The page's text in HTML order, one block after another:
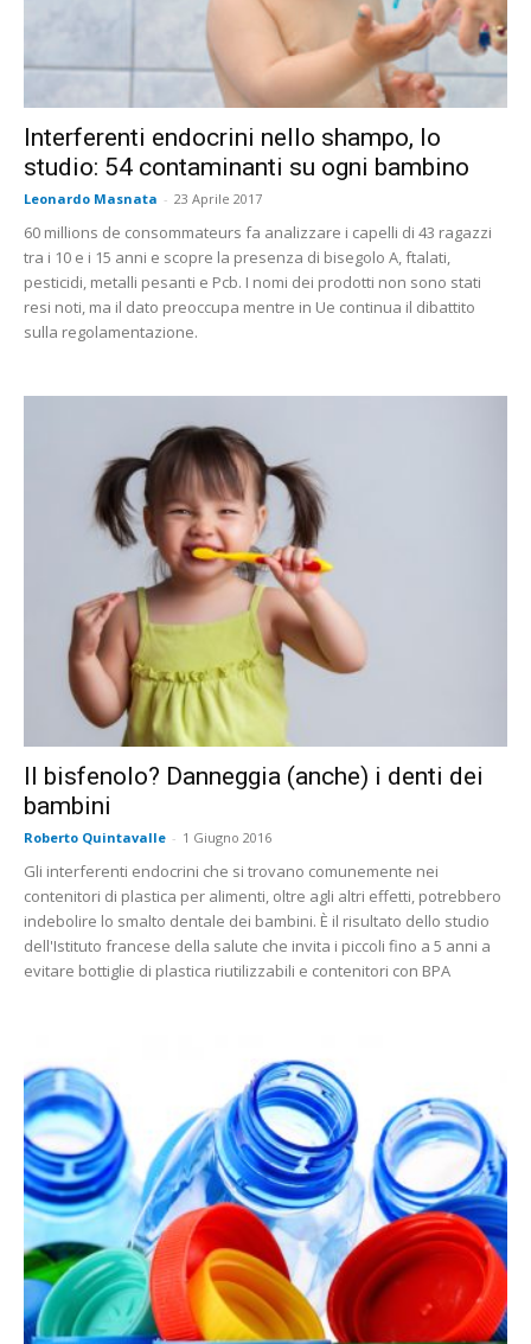
Interferenti endocrini nello shampo, lo
studio: 54 contaminanti su ogni bambino
Leonardo Masnata - 23 Aprile 2017
60 millions de consommateurs fa analizzare i capelli di 43 ragazzi
tra i 10 e i 15 anni e scopre la presenza di bisegolo A, ftalati,
pesticidi, metalli pesanti e Pcb. I nomi dei prodotti non sono stati
resi noti, ma il dato preoccupa mentre in Ue continua il dibattito
sulla regolamentazione.
Il bisfenolo? Danneggia (anche) i denti dei
bambini
Roberto Quintavalle - 1 Giugno 2016
Gli interferenti endocrini che si trovano comunemente nei
contenitori di plastica per alimenti, oltre agli altri effetti, potrebbero
indebolire lo smalto dentale dei bambini. È il risultato dello studio
dell'Istituto francese della salute che invita i piccoli fino a 5 anni a
evitare bottiglie di plastica riutilizzabili e contenitori con BPA